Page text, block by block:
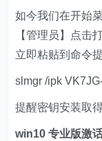
如今我们在开始
【管理员】点击
立即粘贴到命令
slmgr /ipk
提醒密钥安装取
win10 专业版激